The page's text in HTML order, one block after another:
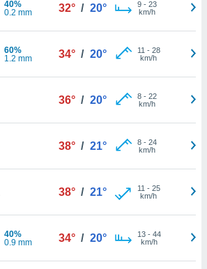
40%
0.2 mm
32° / 20° 9- 23
km/h
60%
1.2 mm
34° / 20° 11 - 28
km/h
36° / 20° 8- 22
km/h
38° / 21° 8- 24
km/h
38° / 21° 11 - 25
km/h
40%
0.9 mm
34° / 20° 13- 44
km/h